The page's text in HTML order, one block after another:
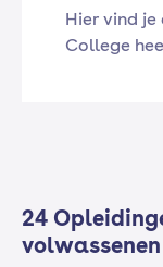
Hier vind
College
24
volwassenen